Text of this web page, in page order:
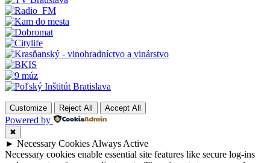
Customize Reject All Accept All
Powered by
✖
► Necessary Cookies Always Active
Necessary cookies enable essential site features like secure log-ins